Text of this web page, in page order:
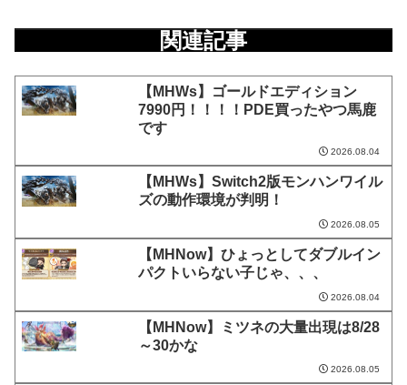
関連記事
【MHWs】ゴールドエディション
7990円！！！！PDE買ったやつ馬鹿
です
2026.08.04
【MHWs】Switch2版モンハンワイル
ズの動作環境が判明！
2026.08.05
【MHNow】ひょっとしてダブルイン
パクトいらない子じゃ、、、
2026.08.04
【MHNow】ミツネの大量出現は8/28
～30かな
2026.08.05